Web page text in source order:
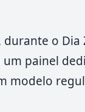
o Dia
painel
modelo